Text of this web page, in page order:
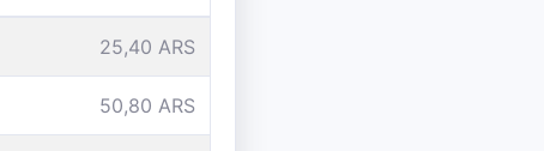
25,40 ARS
50,80 ARS